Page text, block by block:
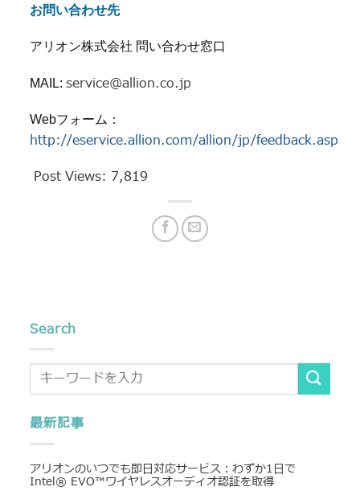
お問い合わせ先
アリオン株式会社 問い合わせ窓口
MAIL:service@allion.co.jp
Webフォーム：
http://eservice.allion.com/allion/jp/feedback.asp
Post Views: 7,819
Search
最新記事
アリオンのいつでも即日対応サービス：わずか1日で
Intel® EVO™ワイヤレスオーディオ認証を取得